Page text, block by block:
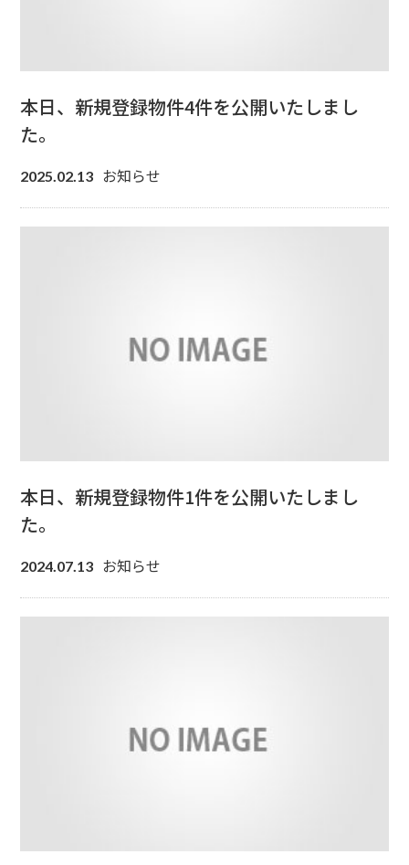
本日、新規登録物件4件を公開いたしまし
た。
2025.02.13 お知らせ
本日、新規登録物件1件を公開いたしまし
た。
2024.07.13 お知らせ